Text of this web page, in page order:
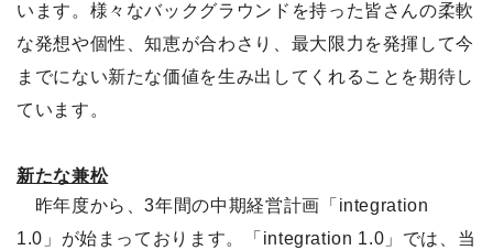
います。様々なバックグラウンドを持った皆さんの柔軟
な発想や個性、知恵が合わさり、最大限力を発揮して今
までにない新たな価値を生み出してくれることを期待し
ています。
新たな兼松
昨年度から、3年間の中期経営計画「integration
1.0」が始まっております。「integration 1.0」では、当